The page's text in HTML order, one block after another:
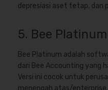
depresiasi aset tetap, dan
5. Bee Platinum
Bee Platinum adalah
dari Bee Accounting yang
Versi ini cocok untuk